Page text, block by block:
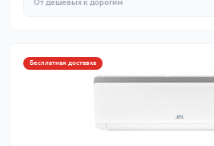
Бесплатная доставка